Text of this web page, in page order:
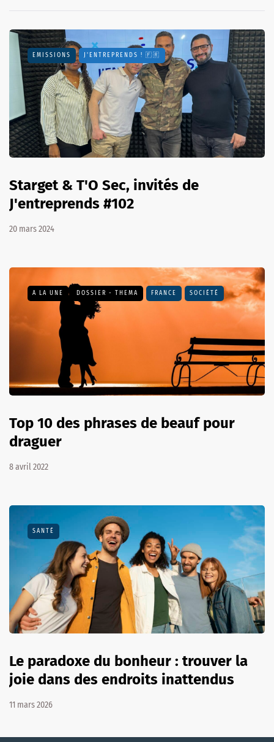
EMISSIONS J'ENTREPRENDS ! 🇫🇷
Starget & T'O Sec, invités de
J'entreprends #102
20 mars 2024
A LA UNE DOSSIER - THEMA FRANCE SOCIÉTÉ
Top 10 des phrases de beauf pour
draguer
8 avril 2022
SANTÉ
Le paradoxe du bonheur : trouver la
joie dans des endroits inattendus
11 mars 2026